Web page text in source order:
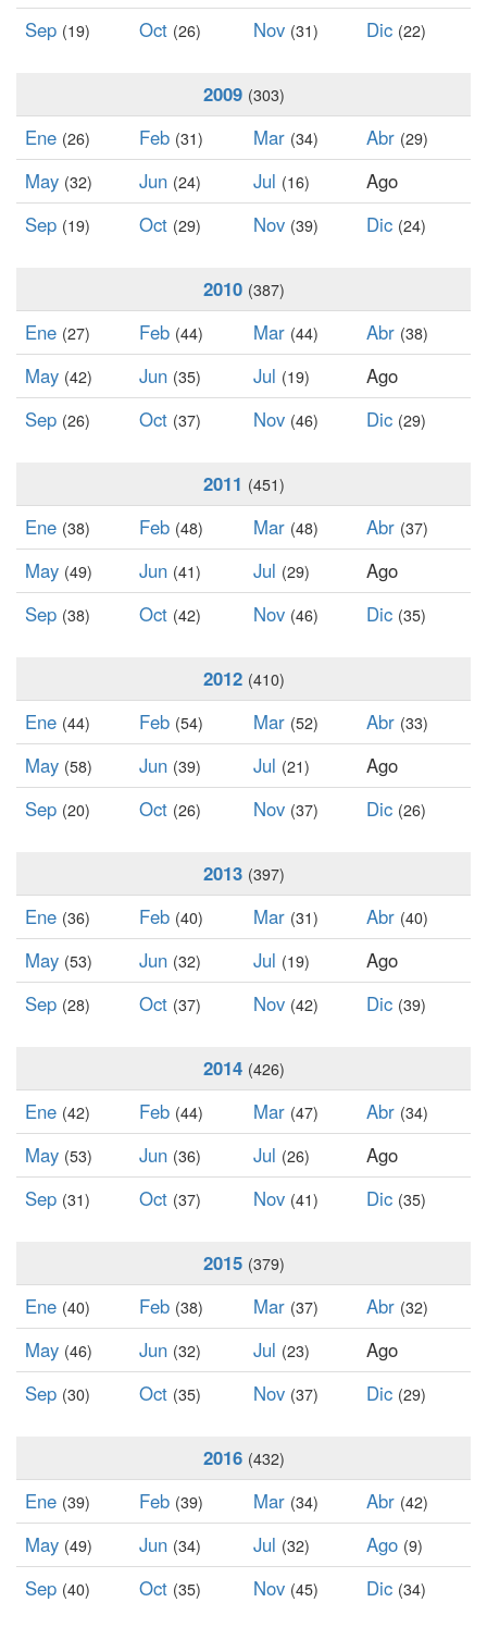
Sep (19) Oct (26) Nov (31) Dic (22)
2009 (303)
Ene (26) Feb (31) Mar (34) Abr (29)
May (32) Jun (24) Jul (16)
Ago
Sep (19) Oct (29) Nov (39) Dic (24)
2010 (387)
Ene (27) Feb (44) Mar (44) Abr (38)
May (42) Jun (35) Jul (19)
Ago
Sep (26) Oct (37) Nov (46) Dic (29)
2011 (451)
Ene (38) Feb (48) Mar (48) Abr (37)
May (49) Jun (41) Jul (29)
Ago
Sep (38) Oct (42) Nov (46) Dic (35)
2012 (410)
Ene (44) Feb (54) Mar (52) Abr (33)
May (58) Jun (39) Jul (21)
Ago
Sep (20) Oct (26) Nov (37) Dic (26)
2013 (397)
Ene (36) Feb (40) Mar (31) Abr (40)
May (53) Jun (32) Jul (19)
Ago
Sep (28) Oct (37) Nov (42) Dic (39)
2014 (426)
Ene (42) Feb (44) Mar (47) Abr (34)
May (53) Jun (36) Jul (26)
Ago
Sep (31) Oct (37) Nov (41) Dic (35)
2015 (379)
Ene (40) Feb (38) Mar (37) Abr (32)
May (46) Jun (32) Jul (23)
Ago
Sep (30) Oct (35) Nov (37) Dic (29)
2016 (432)
Ene (39) Feb (39) Mar (34) Abr (42)
May (49) Jun (34) Jul (32) Ago (9)
Sep (40) Oct (35) Nov (45) Dic (34)